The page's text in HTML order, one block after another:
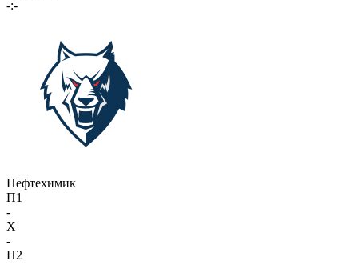
-:-
Нефтехимик
П1
-
X
-
П2